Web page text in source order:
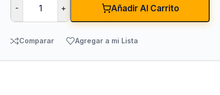
- + Añadir Al Carrito
Comparar Agregar a mi Lista